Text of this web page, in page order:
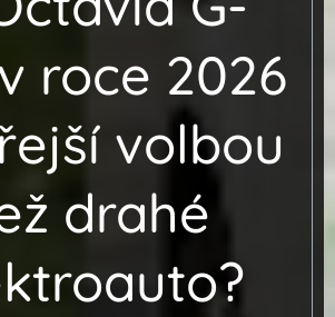
roce 2026
volbou
drahé